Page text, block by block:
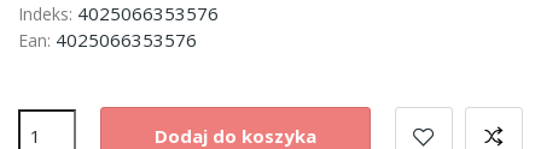
Indeks: 4025066353576
Ean: 4025066353576
Dodaj do koszyka